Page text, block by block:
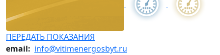
ПЕРЕДАТЬ ПОКАЗАНИЯ
email: info@vitimenergosbyt.ru